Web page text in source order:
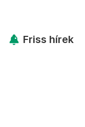
Friss hírek